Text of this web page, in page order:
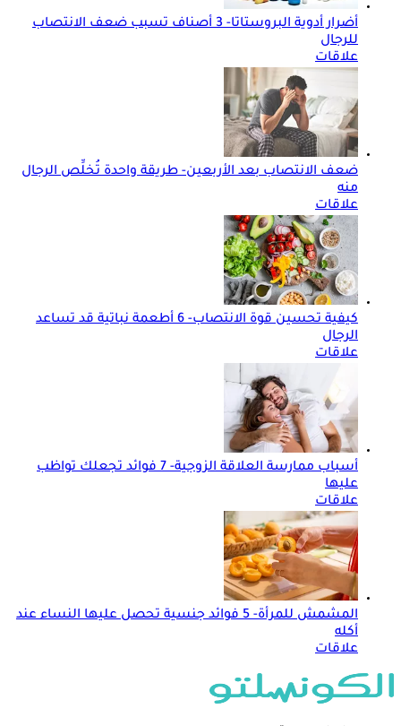
أضرار أدوية البروستاتا- 3 أصناف تسبب ضعف الانتصاب
للرجال
علاقات
ضعف الانتصاب بعد الأربعين- طريقة واحدة تُخلِّص الرجال
منه
علاقات
كيفية تحسين قوة الانتصاب- 6 أطعمة نباتية قد تساعد
الرجال
علاقات
أسباب ممارسة العلاقة الزوجية- 7 فوائد تجعلك تواظب
عليها
علاقات
المشمش للمرأة- 5 فوائد جنسية تحصل عليها النساء عند
أكله
علاقات